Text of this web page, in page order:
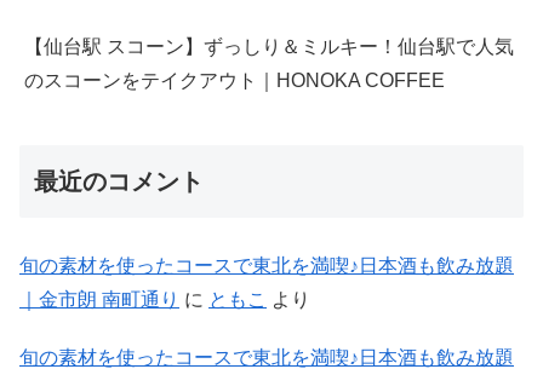
【仙台駅 スコーン】ずっしり＆ミルキー！仙台駅で人気
のスコーンをテイクアウト｜HONOKA COFFEE
最近のコメント
旬の素材を使ったコースで東北を満喫♪日本酒も飲み放題
｜金市朗 南町通り に ともこ より
旬の素材を使ったコースで東北を満喫♪日本酒も飲み放題